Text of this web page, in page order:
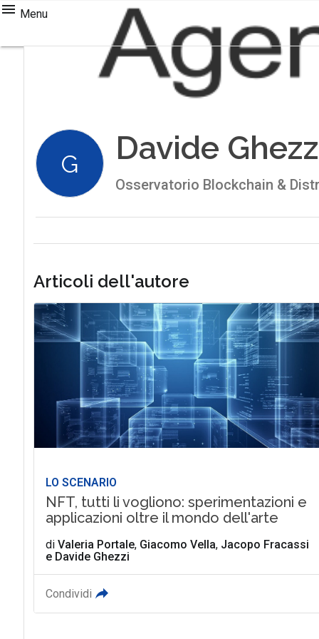
Menu
G Davide
Osservatorio Blockchain &
Articoli dell'autore
LO SCENARIO
NFT, tutti li vogliono: sperimentazioni e
applicazioni oltre il mondo dell'arte
di Valeria Portale, Giacomo Vella, Jacopo Fracassi
e Davide Ghezzi
Condividi